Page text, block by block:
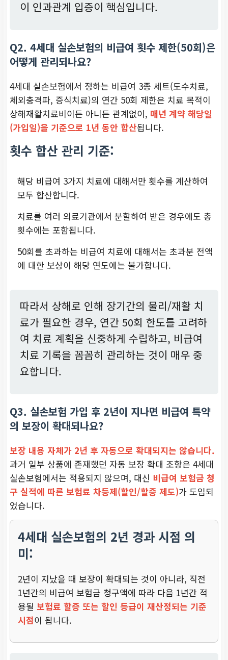
이 인과관계 입증이 핵심입니다.
Q2. 4세대 실손보험의 비급여 횟수 제한(50회)은
어떻게 관리되나요?
4세대 실손보험에서 정하는 비급여 3종 세트(도수치료,
체외충격파, 증식치료)의 연간 50회 제한은 치료 목적이
상해재활치료비이든 아니든 관계없이, 매년 계약 해당일
(가입일)을 기준으로 1년 동안 합산됩니다.
횟수 합산 관리 기준:
해당 비급여 3가지 치료에 대해서만 횟수를 계산하여
모두 합산합니다.
치료를 여러 의료기관에서 분할하여 받은 경우에도 총
횟수에는 포함됩니다.
50회를 초과하는 비급여 치료에 대해서는 초과분 전액
에 대한 보상이 해당 연도에는 불가합니다.
따라서 상해로 인해 장기간의 물리/재활 치
료가 필요한 경우, 연간 50회 한도를 고려하
여 치료 계획을 신중하게 수립하고, 비급여
치료 기록을 꼼꼼히 관리하는 것이 매우 중
요합니다.
Q3. 실손보험 가입 후 2년이 지나면 비급여 특약
의 보장이 확대되나요?
보장 내용 자체가 2년 후 자동으로 확대되지는 않습니다.
과거 일부 상품에 존재했던 자동 보장 확대 조항은 4세대
실손보험에서는 적용되지 않으며, 대신 비급여 보험금 청
구 실적에 따른 보험료 차등제(할인/할증 제도)가 도입되
었습니다.
4세대 실손보험의 2년 경과 시점 의
미:
2년이 지났을 때 보장이 확대되는 것이 아니라, 직전
1년간의 비급여 보험금 청구액에 따라 다음 1년간 적
용될 보험료 할증 또는 할인 등급이 재산정되는 기준
시점이 됩니다.